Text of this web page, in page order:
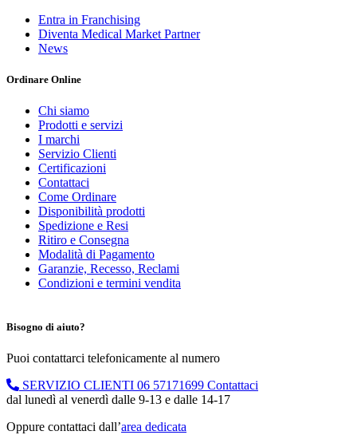
Entra in Franchising
Diventa Medical Market Partner
News
Ordinare Online
Chi siamo
Prodotti e servizi
I marchi
Servizio Clienti
Certificazioni
Contattaci
Come Ordinare
Disponibilità prodotti
Spedizione e Resi
Ritiro e Consegna
Modalità di Pagamento
Garanzie, Recesso, Reclami
Condizioni e termini vendita
Bisogno di aiuto?
Puoi contattarci telefonicamente al numero
SERVIZIO CLIENTI 06 57171699 Contattaci
dal lunedì al venerdì dalle 9-13 e dalle 14-17
Oppure contattaci dall’area dedicata